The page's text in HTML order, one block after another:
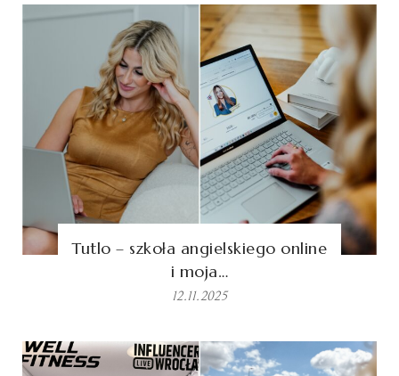
Tutlo – szkoła angielskiego online
i moja…
12.11.2025